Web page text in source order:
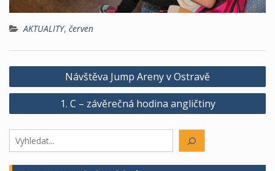
AKTUALITY, červen
Navigace
pro
příspěvek
Návštěva Jump Areny v Ostravě
1. C – závěrečná hodina angličtiny
Hledáte
něco?